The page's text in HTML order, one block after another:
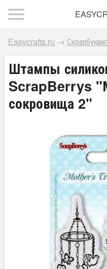
Easycrafts.ru → Скрапбукинг
Штампы
ScrapBerrys
сокровища 2"